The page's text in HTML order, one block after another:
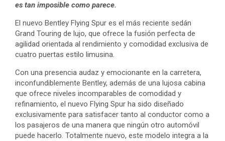
es tan imposible como parece.
El nuevo Bentley Flying Spur es el más reciente sedán
Grand Touring de lujo, que ofrece la fusión perfecta de
agilidad orientada al rendimiento y comodidad exclusiva de
cuatro puertas estilo limusina.
Con una presencia audaz y emocionante en la carretera,
inconfundiblemente Bentley, además de una lujosa cabina
que ofrece niveles incomparables de comodidad y
refinamiento, el nuevo Flying Spur ha sido diseñado
exclusivamente para satisfacer tanto al conductor como a
los pasajeros de una manera que ningún otro automóvil
puede hacerlo. Totalmente nuevo, este modelo integra a la